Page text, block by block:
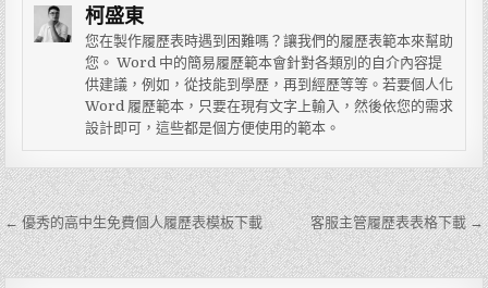
柯盛東
您在製作履歷表時遇到困難嗎？讓我們的履歷表範本來幫助
您。 Word 中的簡易履歷範本會針對各類別的自介內容提
供建議，例如，從技能到學歷，再到經歷等等。若要個人化
Word 履歷範本，只要在現有文字上輸入，然後依您的需求
設計即可，這些都是個方便使用的範本。
文
章
← 優秀的高中生免費個人履歷表模板下載 客服主管履歷表表格下載 →